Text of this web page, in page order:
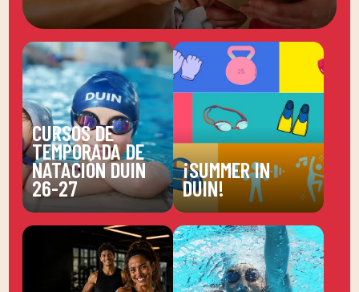
CURSOS DE
TEMPORADA DE
NATACIÓN DUIN
26-27
¡SUMMER IN
DUIN!